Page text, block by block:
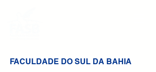
FACULDADE DO SUL DA BAHIA